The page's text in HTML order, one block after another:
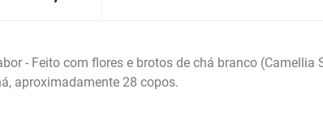
- Feito com flores e brotos de chá branco
aproximadamente 28 copos.